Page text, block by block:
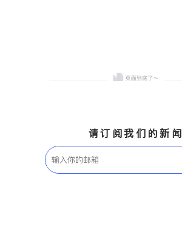
请订阅我们的新闻